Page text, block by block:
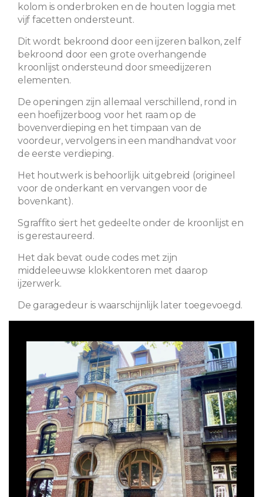
kolom is onderbroken en de houten loggia met
vijf facetten ondersteunt.
Dit wordt bekroond door een ijzeren balkon, zelf
bekroond door een grote overhangende
kroonlijst ondersteund door smeedijzeren
elementen.
De openingen zijn allemaal verschillend, rond in
een hoefijzerboog voor het raam op de
bovenverdieping en het timpaan van de
voordeur, vervolgens in een mandhandvat voor
de eerste verdieping.
Het houtwerk is behoorlijk uitgebreid (origineel
voor de onderkant en vervangen voor de
bovenkant).
Sgraffito siert het gedeelte onder de kroonlijst en
is gerestaureerd.
Het dak bevat oude codes met zijn
middeleeuwse klokkentoren met daarop
ijzerwerk.
De garagedeur is waarschijnlijk later toegevoegd.